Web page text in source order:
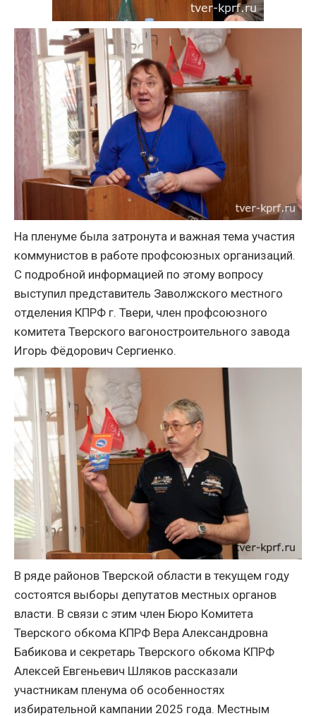
На пленуме была затронута и важная тема участия
коммунистов в работе профсоюзных организаций.
С подробной информацией по этому вопросу
выступил представитель Заволжского местного
отделения КПРФ г. Твери, член профсоюзного
комитета Тверского вагоностроительного завода
Игорь Фёдорович Сергиенко.
В ряде районов Тверской области в текущем году
состоятся выборы депутатов местных органов
власти. В связи с этим член Бюро Комитета
Тверского обкома КПРФ Вера Александровна
Бабикова и секретарь Тверского обкома КПРФ
Алексей Евгеньевич Шляков рассказали
участникам пленума об особенностях
избирательной кампании 2025 года. Местным